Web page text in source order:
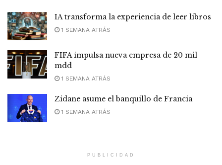
IA transforma la experiencia de leer libros
1 SEMANA ATRÁS
FIFA impulsa nueva empresa de 20 mil
mdd
1 SEMANA ATRÁS
Zidane asume el banquillo de Francia
1 SEMANA ATRÁS
PUBLICIDAD